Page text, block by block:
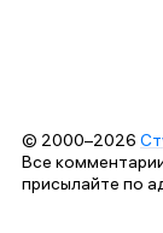
© 2000–2026
Все
присылайте по